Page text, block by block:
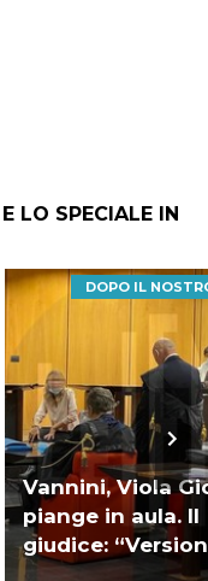
LO SPECIALE IN
DOPO IL
Vannini, Viola
piange in aula. Il
giudice:
credibile” |